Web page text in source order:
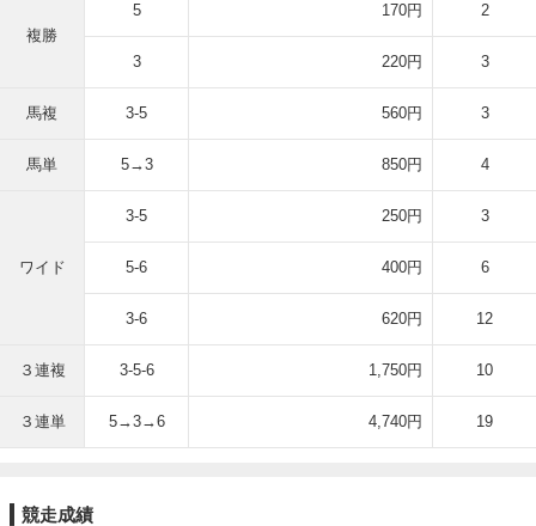
複勝
5 170円 2
3 220円 3
馬複 3-5 560円 3
馬単 5→3 850円 4
ワイド
3-5 250円 3
5-6 400円 6
3-6 620円 12
３連複 3-5-6 1,750円 10
３連単 5→3→6 4,740円 19
競走成績